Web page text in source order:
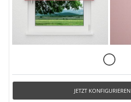
JETZT KONFIGURIEREN